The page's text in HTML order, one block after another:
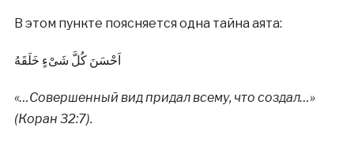
В этом пункте поясняется одна тайна аята:
ﺍَﺣْﺴَﻦَ ﻛُﻞَّ ﺷَﻰْﺀٍ ﺧَﻠَﻘَﻪُ
«…Совершенный вид придал всему, что создал…»
(Коран 32:7).